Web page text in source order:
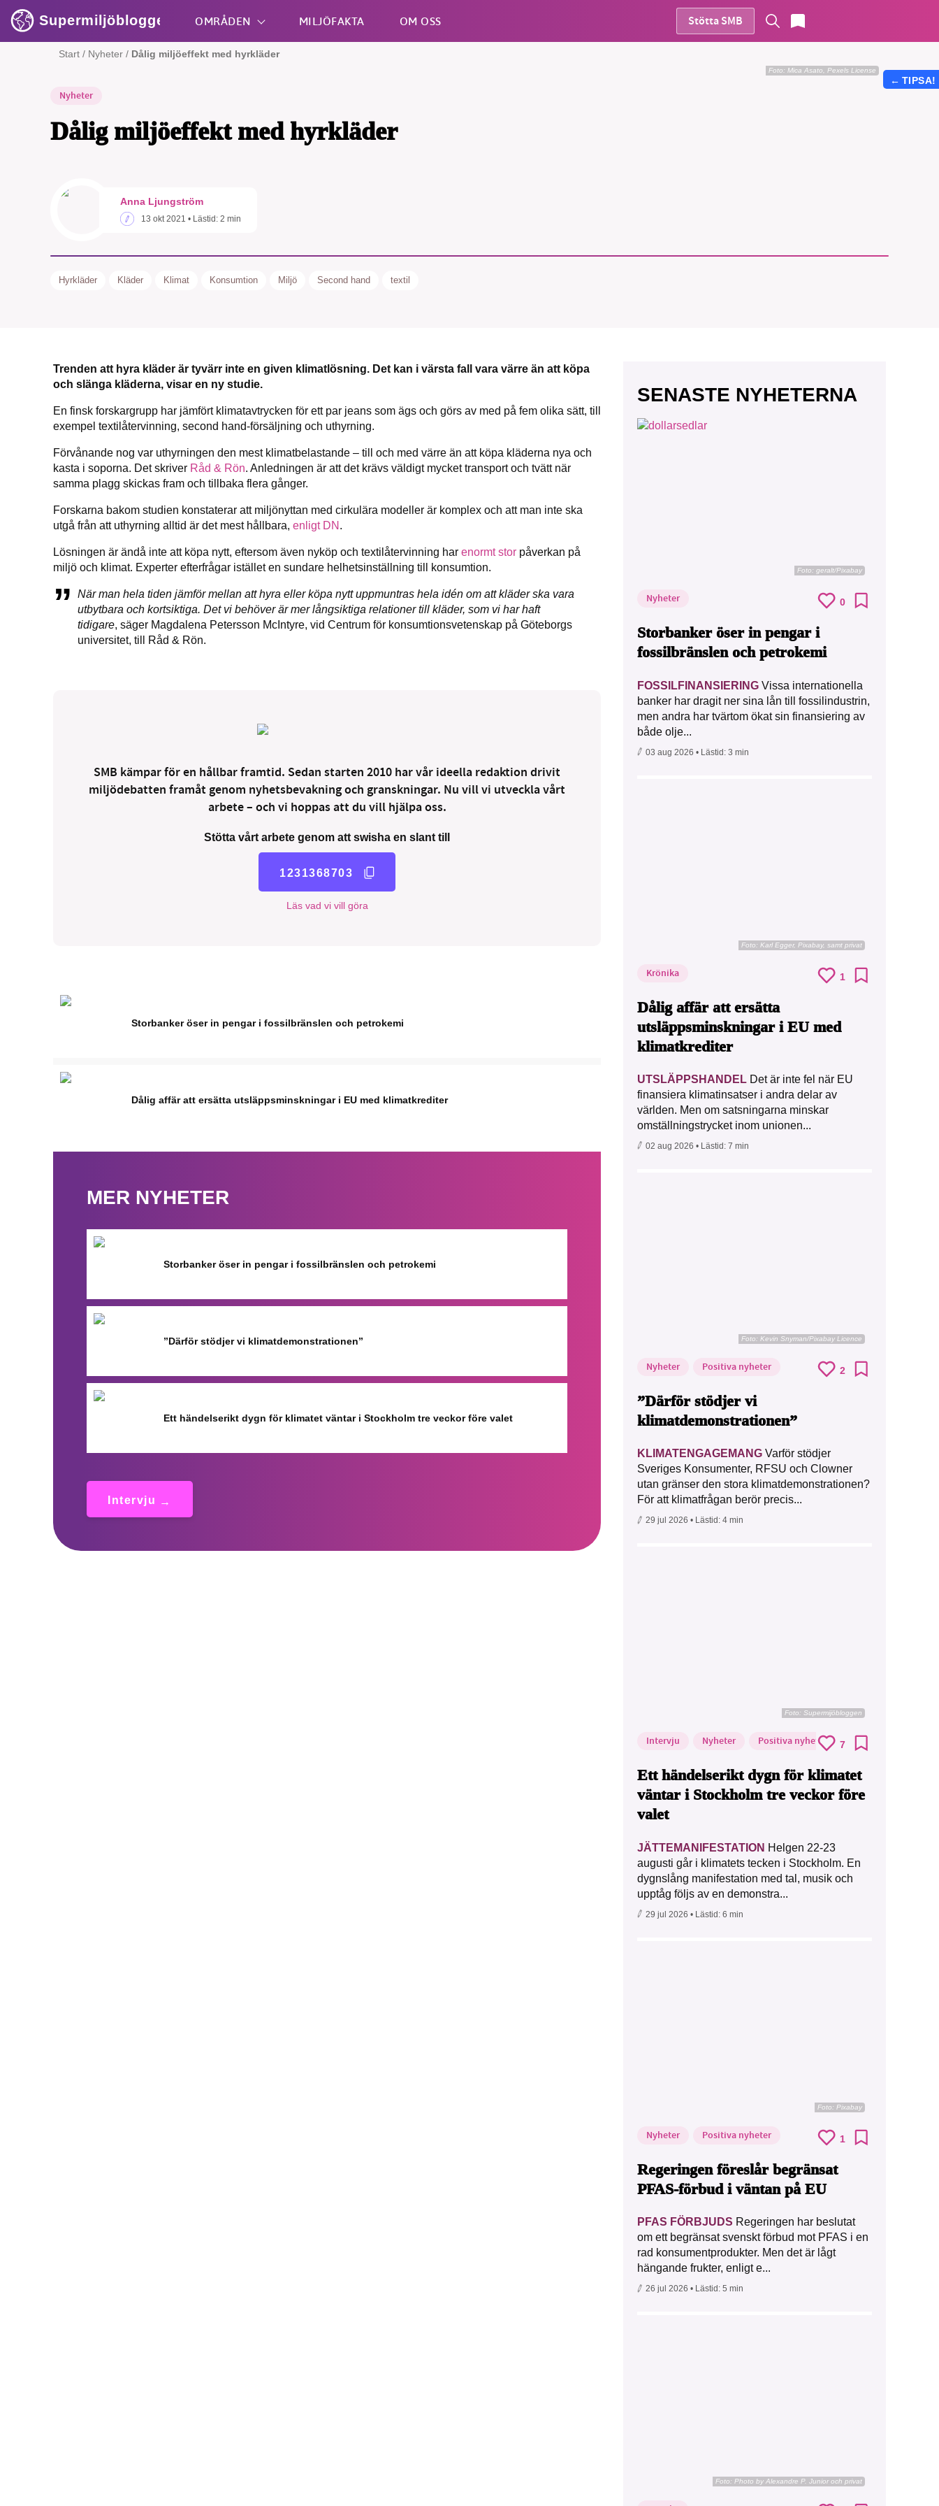
Supermiljöbloggen OMRÅDEN MILJÖFAKTA OM OSS Stötta SMB
Start / Nyheter / Dålig miljöeffekt med hyrkläder
Nyheter
Dålig miljöeffekt med hyrkläder
Foto: Mica Asato, Pexels License
Anna Ljungström
13 okt 2021 • Lästid: 2 min
Hyrkläder Kläder Klimat Konsumtion Miljö Second hand textil
Trenden att hyra kläder är tyvärr inte en given klimatlösning. Det kan i värsta fall vara värre än att köpa
och slänga kläderna, visar en ny studie.
En finsk forskargrupp har jämfört klimatavtrycken för ett par jeans som ägs och görs av med på fem olika sätt, till
exempel textilåtervinning, second hand-försäljning och uthyrning.
Förvånande nog var uthyrningen den mest klimatbelastande – till och med värre än att köpa kläderna nya och
kasta i soporna. Det skriver Råd & Rön. Anledningen är att det krävs väldigt mycket transport och tvätt när
samma plagg skickas fram och tillbaka flera gånger.
Forskarna bakom studien konstaterar att miljönyttan med cirkulära modeller är komplex och att man inte ska
utgå från att uthyrning alltid är det mest hållbara, enligt DN .
Lösningen är ändå inte att köpa nytt, eftersom även nyköp och textilåtervinning har enormt stor påverkan på
miljö och klimat. Experter efterfrågar istället en sundare helhetsinställning till konsumtion.
När man hela tiden jämför mellan att hyra eller köpa nytt uppmuntras hela idén om att kläder ska vara
utbytbara och kortsiktiga. Det vi behöver är mer långsiktiga relationer till kläder, som vi har haft
tidigare, säger Magdalena Petersson McIntyre, vid Centrum för konsumtionsvetenskap på Göteborgs
universitet, till Råd & Rön.
SMB kämpar för en hållbar framtid. Sedan starten 2010 har vår ideella redaktion drivit
miljödebatten framåt genom nyhetsbevakning och granskningar. Nu vill vi utveckla vårt
arbete – och vi hoppas att du vill hjälpa oss.
Stötta vårt arbete genom att swisha en slant till
1231368703
Läs vad vi vill göra
Storbanker öser in pengar i fossilbränslen och petrokemi
Dålig affär att ersätta utsläppsminskningar i EU med klimatkrediter
MER NYHETER
Storbanker öser in pengar i fossilbränslen och petrokemi
”Därför stödjer vi klimatdemonstrationen”
Ett händelserikt dygn för klimatet väntar i Stockholm tre veckor före valet
Intervju
SENASTE NYHETERNA
Foto: geralt/Pixabay
Nyheter 0
Storbanker öser in pengar i
fossilbränslen och petrokemi
FOSSILFINANSIERING Vissa internationella
banker har dragit ner sina lån till fossilindustrin,
men andra har tvärtom ökat sin finansiering av
både olje...
03 aug 2026 • Lästid: 3 min
Foto: Karl Egger, Pixabay, samt privat
Krönika 1
Dålig affär att ersätta
utsläppsminskningar i EU med
klimatkrediter
UTSLÄPPSHANDEL Det är inte fel när EU
finansiera klimatinsatser i andra delar av
världen. Men om satsningarna minskar
omställningstrycket inom unionen...
02 aug 2026 • Lästid: 7 min
Foto: Kevin Snyman/Pixabay Licence
Nyheter Positiva nyheter 2
”Därför stödjer vi
klimatdemonstrationen”
KLIMATENGAGEMANG Varför stödjer
Sveriges Konsumenter, RFSU och Clowner
utan gränser den stora klimatdemonstrationen?
För att klimatfrågan berör precis...
29 jul 2026 • Lästid: 4 min
Foto: Supermijöbloggen
Intervju Nyheter Positiva nyheter 7
Ett händelserikt dygn för klimatet
väntar i Stockholm tre veckor före
valet
JÄTTEMANIFESTATION Helgen 22-23
augusti går i klimatets tecken i Stockholm. En
dygnslång manifestation med tal, musik och
upptåg följs av en demonstra...
29 jul 2026 • Lästid: 6 min
Foto: Pixabay
Nyheter Positiva nyheter 1
Regeringen föreslår begränsat
PFAS-förbud i väntan på EU
PFAS FÖRBJUDS Regeringen har beslutat
om ett begränsat svenskt förbud mot PFAS i en
rad konsumentprodukter. Men det är lågt
hängande frukter, enligt e...
26 jul 2026 • Lästid: 5 min
Foto: Photo by Alexandre P. Junior och privat
← TIPSA!
och vi hoppas att du vill hjälpa oss.
Stötta vårt arbete genom att swisha en slant till